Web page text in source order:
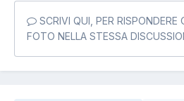
SCRIVI QUI, PER RISPONDERE
FOTO NELLA STESSA